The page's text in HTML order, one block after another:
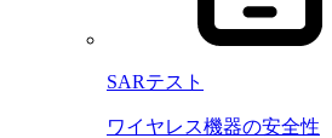
SARテスト
ワイヤレス機器の安全性